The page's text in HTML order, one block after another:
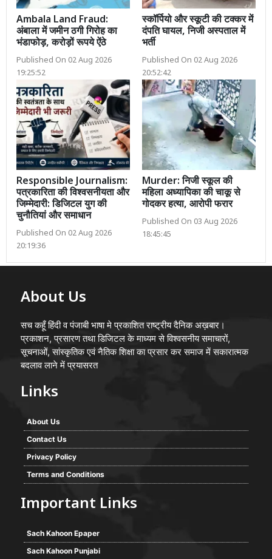
Ambala Land Fraud:
अंबाला में जमीन ठगी गिरोह का
भंडाफोड़, करोड़ों रूपये ऐंठे
Published On 02 Aug 2026
19:25:52
स्कॉर्पियो और स्कूटी की टक्कर में
दंपति घायल, निजी अस्पताल में
भर्ती
Published On 02 Aug 2026
20:52:42
Responsible Journalism:
पत्रकारिता की विश्वसनीयता और
जिम्मेदारी: डिजिटल युग की
चुनौतियां और समाधान
Published On 02 Aug 2026
20:19:36
Murder: निजी स्कूल की
महिला अध्यापिका की चाकू से
गोदकर हत्या, आरोपी फरार
Published On 03 Aug 2026
18:45:45
About Us
सच कहूँ हिंदी व पंजाबी भाषा मे प्रकाशित राष्ट्रीय दैनिक अख़बार।
प्रकाशन, प्रसारण तथा डिजिटल के माध्यम से विश्वसनीय समाचारों,
सूचनाओं, सांस्कृतिक एवं नैतिक शिक्षा का प्रसार कर समाज में सकारात्मक
बदलाव लाने में प्रयासरत
Links
About Us
Contact Us
Privacy Policy
Terms and Conditions
Important Links
Sach Kahoon Epaper
Sach Kahoon Punjabi